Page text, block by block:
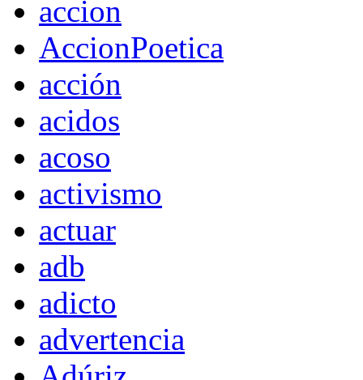
accion
AccionPoetica
acción
acidos
acoso
activismo
actuar
adb
adicto
advertencia